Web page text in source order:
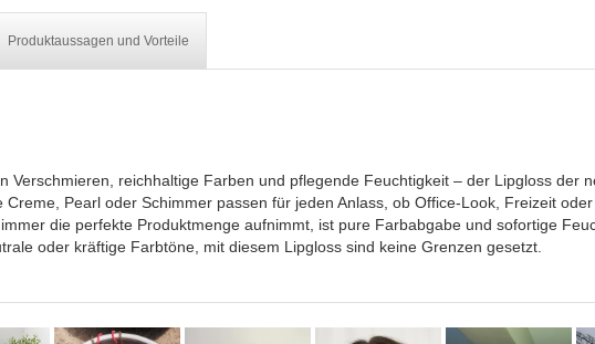
Produktaussagen und Vorteile
Verschmieren, reichhaltige Farben und pflegende Feuchtigkeit – der Lipgloss der
Pearl oder Schimmer passen für jeden Anlass, ob Office-Look, Freizeit
die perfekte Produktmenge aufnimmt, ist pure Farbabgabe und sofortige
oder kräftige Farbtöne, mit diesem Lipgloss sind keine Grenzen gesetzt.